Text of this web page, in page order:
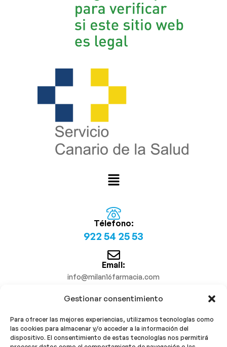
Gestionar consentimiento
Para ofrecer las mejores experiencias, utilizamos tecnologías como
las cookies para almacenar y/o acceder a la información del
dispositivo. El consentimiento de estas tecnologías nos permitirá
Télefono:
922 54 25 53
Email:
info@milan16farmacia.com
¡Síguenos!